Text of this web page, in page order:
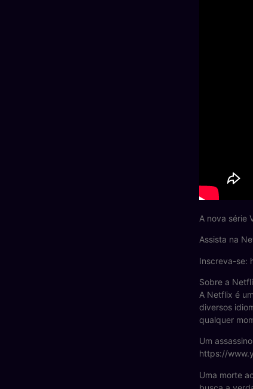
A nova série
Assista na
Inscreva-se:
Sobre a
A Netflix é
diversos
qualquer
Um
https://
Uma morte